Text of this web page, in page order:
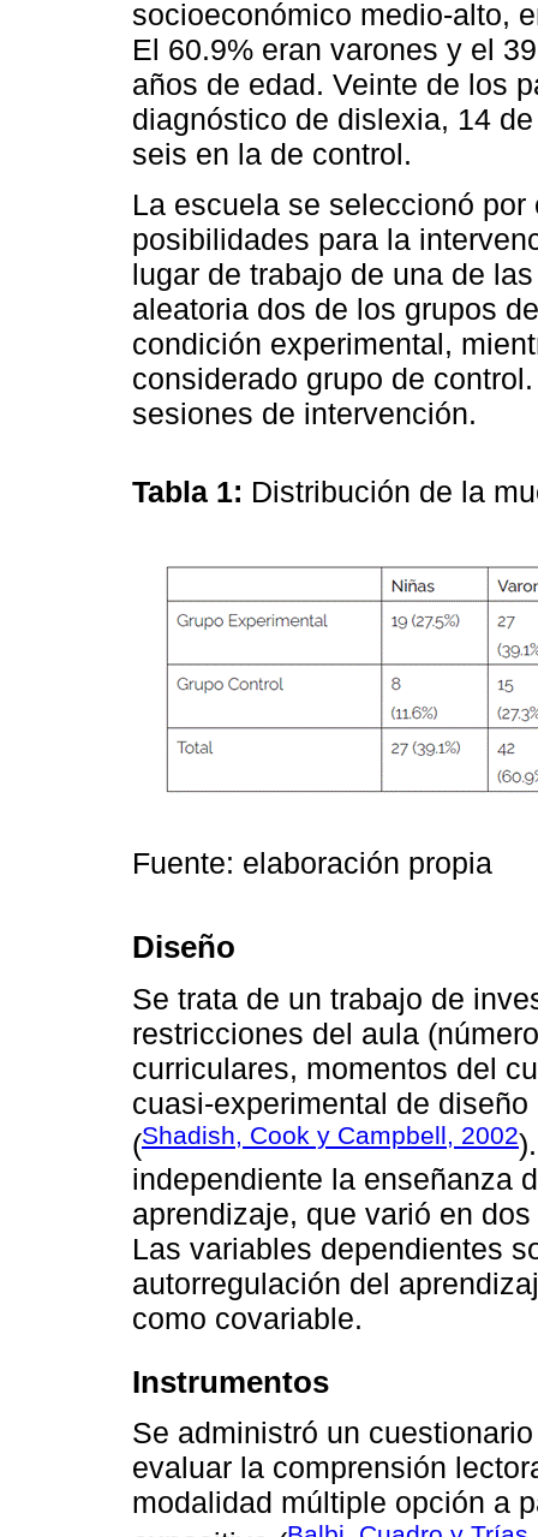
socioeconómico medio-alto,
El 60.9% eran varones y el
años de edad. Veinte de los
diagnóstico de dislexia, 14
seis en la de control.
La escuela se seleccionó
posibilidades para la
lugar de trabajo de una de
aleatoria dos de los grupos
condición experimental,
considerado grupo de
sesiones de intervención.
Tabla 1: Distribución de la
Fuente: elaboración propia
Diseño
Se trata de un trabajo de
restricciones del aula
curriculares, momentos del
cuasi-experimental de
(Shadish, Cook y Campbell, 2002
independiente la enseñanza
aprendizaje, que varió en
Las variables dependientes
autorregulación del
como covariable.
Instrumentos
Se administró un
evaluar la comprensión
modalidad múltiple opción a